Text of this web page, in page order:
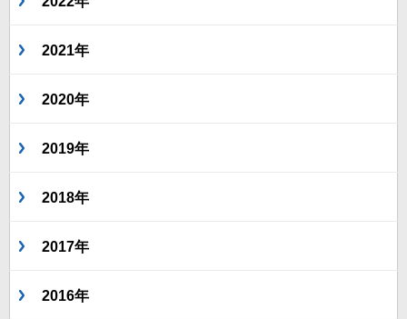
2021年
2020年
2019年
2018年
2017年
2016年